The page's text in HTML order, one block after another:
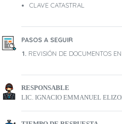
CLAVE CATASTRAL
PASOS A SEGUIR
REVISIÓN DE DOCUMENTOS
RESPONSABLE
LIC. IGNACIO EMMANUEL